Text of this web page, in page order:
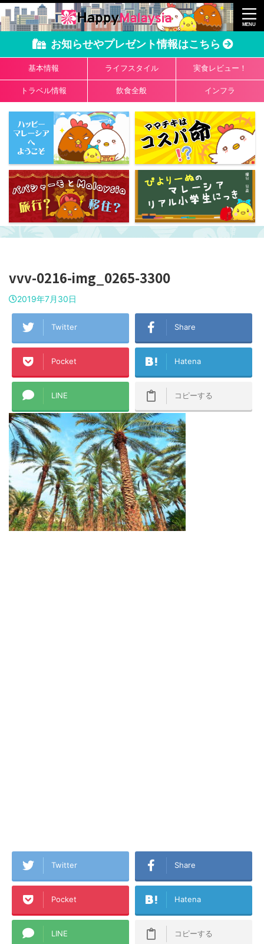
お知らせやプレゼント情報はこちら
基本情報 ライフスタイル 実食レビュー！
トラベル情報 飲食全般 インフラ
vvv-0216-img_0265-3300
2019年7月30日
Twitter Share
Pocket Hatena
LINE コピーする
Twitter Share
Pocket Hatena
LINE コピーする